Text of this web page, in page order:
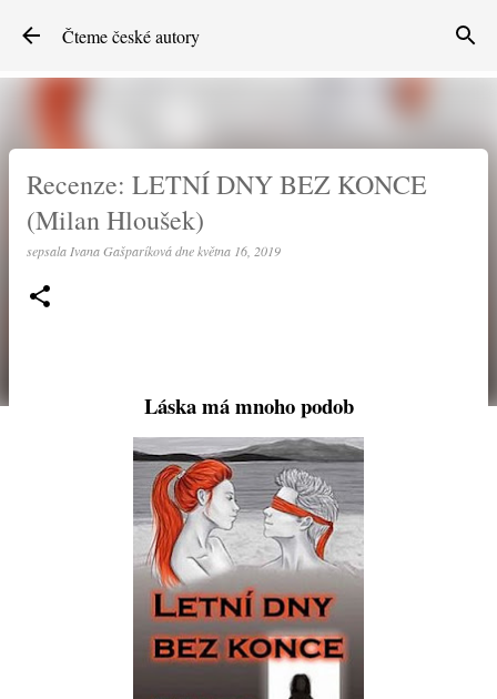
Přeskočit na hlavní obsah
Čteme české autory
Recenze: LETNÍ DNY BEZ KONCE
(Milan Hloušek)
sepsala Ivana Gašparíkovádnekvětna 16, 2019
Láska má mnoho podob